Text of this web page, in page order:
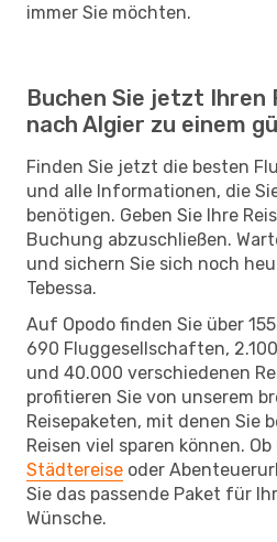
immer Sie möchten.
Buchen Sie jetzt Ihren
nach Algier zu einem
Finden Sie jetzt die besten
und alle Informationen, die
benötigen. Geben Sie Ihre
Buchung abzuschließen.
und sichern Sie sich noch
Tebessa.
Auf Opodo finden Sie über
690 Fluggesellschaften,
und 40.000 verschiedenen
profitieren Sie von unserem
Reisepaketen, mit denen Sie
Reisen viel sparen können.
Städtereise oder
Sie das passende Paket für
Wünsche.